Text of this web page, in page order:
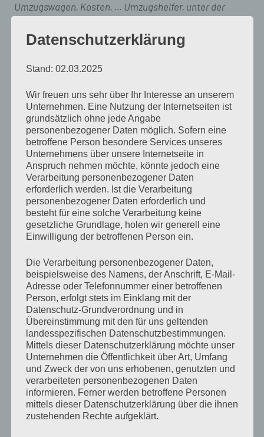
Umzugswagen, Kosten, … Umzugshelfer, unter der
neue Arbeit, freie Tage, … alte Wohnung, neue Wohnung,
Verdammt! Jetzt hat der Kopf doch das Denken
angefangen!
Antje schreibt
Nachtleben
vonAntje Münch-Lieblang Oktober 16, 2008
Kommentare
Langsam finde ich Gefallen daran, des Nachts zu
Nachts bei uns im Geschäft wesentlich ruhiger zugeht
und ich für weniger Stress auch noch mehr Geld
bekomme, sondern daran, dass ich immer mit
spannenden Erlebnissen belohnt werde, wenn ich um
diese Uhrzeit (zwischen vier und sieben Uhr) nochmal
mit den Hundefellen durch’s Dorf marschiere.
So haben wir doch letztens zwei Rehe gesehen, die
einfach so vor unseren Nasen über die Straße liefen.
Den Hundefellen sind fast die Augen aus dem Kopf
Datenschutzerklärung
Stand: 02.03.2025
Wir freuen uns sehr über Ihr Interesse an unserem
Unternehmen. Eine Nutzung der Internetseiten ist
grundsätzlich ohne jede Angabe
personenbezogener Daten möglich. Sofern eine
betroffene Person besondere Services unseres
Unternehmens über unsere Internetseite in
Anspruch nehmen möchte, könnte jedoch eine
Verarbeitung personenbezogener Daten
erforderlich werden. Ist die Verarbeitung
personenbezogener Daten erforderlich und
besteht für eine solche Verarbeitung keine
gesetzliche Grundlage, holen wir generell eine
Einwilligung der betroffenen Person ein.
Die Verarbeitung personenbezogener Daten,
beispielsweise des Namens, der Anschrift, E-Mail-
Adresse oder Telefonnummer einer betroffenen
Person, erfolgt stets im Einklang mit der
Datenschutz-Grundverordnung und in
Übereinstimmung mit den für uns geltenden
landesspezifischen Datenschutzbestimmungen.
Mittels dieser Datenschutzerklärung möchte unser
Unternehmen die Öffentlichkeit über Art, Umfang
und Zweck der von uns erhobenen, genutzten und
verarbeiteten personenbezogenen Daten
informieren. Ferner werden betroffene Personen
mittels dieser Datenschutzerklärung über die ihnen
zustehenden Rechte aufgeklärt.